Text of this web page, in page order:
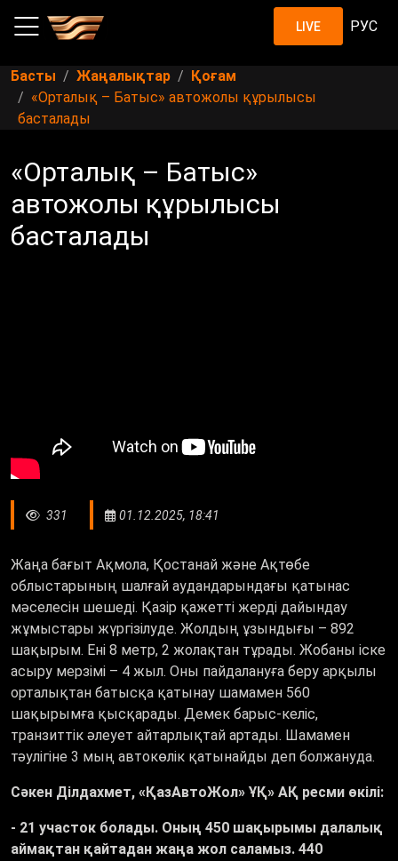
LIVE РУС
Басты Жаңалықтар
Қоғам
«Орталық – Батыс» автожолы құрылысы
басталады
«Орталық – Батыс»
автожолы құрылысы
басталады
331 01.12.2025, 18:41
Жаңа бағыт Ақмола, Қостанай және Ақтөбе
облыстарының шалғай аудандарындағы қатынас
мәселесін шешеді. Қазір қажетті жерді дайындау
жұмыстары жүргізілуде. Жолдың ұзындығы – 892
шақырым. Ені 8 метр, 2 жолақтан тұрады. Жобаны іске
асыру мерзімі – 4 жыл. Оны пайдалануға беру арқылы
орталықтан батысқа қатынау шамамен 560
шақырымға қысқарады. Демек барыс-келіс,
транзиттік әлеует айтарлықтай артады. Шамамен
тәулігіне 3 мың автокөлік қатынайды деп болжануда.
Сәкен Ділдахмет, «ҚазАвтоЖол» ҰҚ» АҚ ресми өкілі:
- 21 участок болады. Оның 450 шақырымы далалық
аймақтан қайтадан жаңа жол саламыз. 440